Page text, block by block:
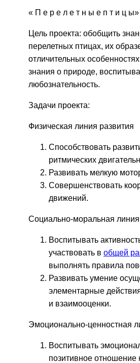
« П е р е л е т н ы е п т и ц ы»
Цель проекта: обобщить
перелетных птицах, их
отличительных
знания о природе,
любознательность.
Задачи проекта:
Физическая линия развития
Способствовать
ритмических
Развивать мелкую
Совершенствовать
движений.
Социально-моральная линия
Воспитывать
участвовать в общей
выполнять правила
Развивать умение
элементарные
и взаимооценки.
Эмоционально-ценностная
Воспитывать
позитивное